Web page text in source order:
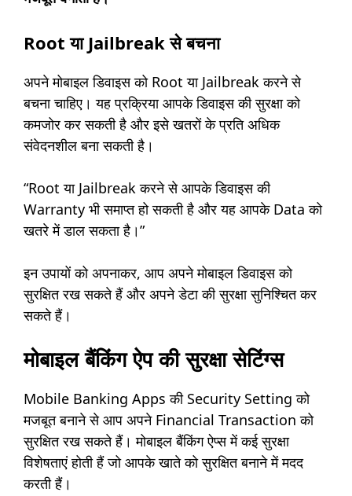
Root या Jailbreak से बचना
अपने मोबाइल डिवाइस को Root या Jailbreak करने से
बचना चाहिए। यह प्रक्रिया आपके डिवाइस की सुरक्षा को
कमजोर कर सकती है और इसे खतरों के प्रति अधिक
संवेदनशील बना सकती है।
“Root या Jailbreak करने से आपके डिवाइस की
Warranty भी समाप्त हो सकती है और यह आपके Data को
खतरे में डाल सकता है।”
इन उपायों को अपनाकर, आप अपने मोबाइल डिवाइस को
सुरक्षित रख सकते हैं और अपने डेटा की सुरक्षा सुनिश्चित कर
सकते हैं।
मोबाइल बैंकिंग ऐप की सुरक्षा सेटिंग्स
Mobile Banking Apps की Security Setting को
मजबूत बनाने से आप अपने Financial Transaction को
सुरक्षित रख सकते हैं। मोबाइल बैंकिंग ऐप्स में कई सुरक्षा
विशेषताएं होती हैं जो आपके खाते को सुरक्षित बनाने में मदद
करती हैं।